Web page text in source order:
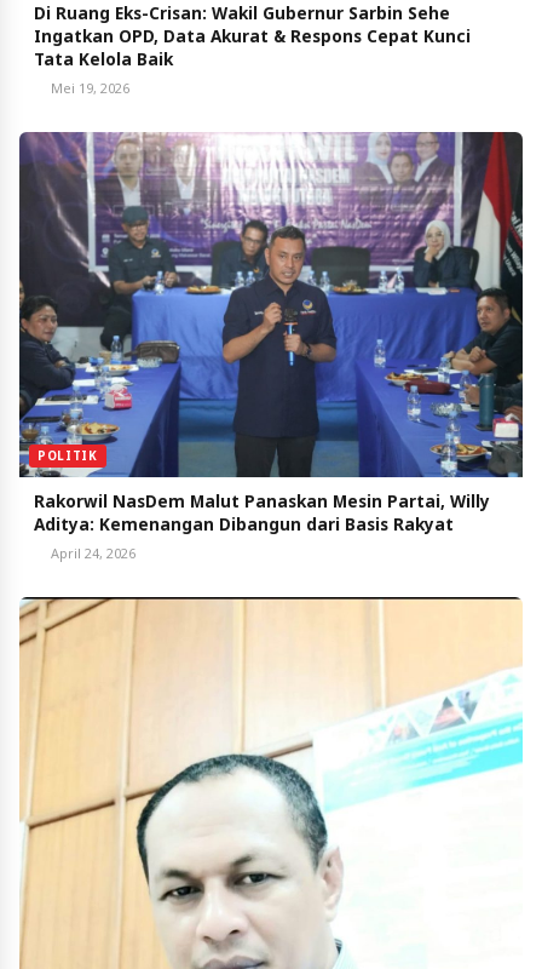
Di Ruang Eks-Crisan: Wakil Gubernur Sarbin Sehe
Ingatkan OPD, Data Akurat & Respons Cepat Kunci
Tata Kelola Baik
Mei 19, 2026
POLITIK
Rakorwil NasDem Malut Panaskan Mesin Partai, Willy
Aditya: Kemenangan Dibangun dari Basis Rakyat
April 24, 2026